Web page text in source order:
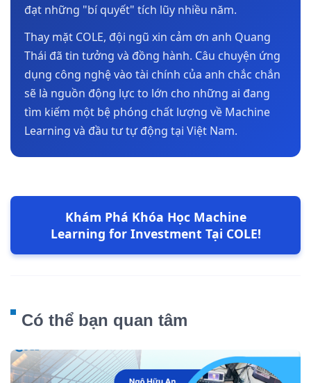
đạt những "bí quyết" tích lũy nhiều năm.
Thay mặt COLE, đội ngũ xin cảm ơn anh Quang
Thái đã tin tưởng và đồng hành. Câu chuyện ứng
dụng công nghệ vào tài chính của anh chắc chắn
sẽ là nguồn động lực to lớn cho những ai đang
tìm kiếm một bệ phóng chất lượng về Machine
Learning và đầu tư tự động tại Việt Nam.
Khám Phá Khóa Học Machine
Learning for Investment Tại COLE!
Có thể bạn quan tâm